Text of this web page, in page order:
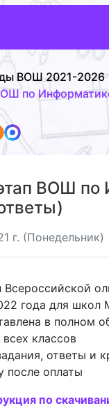
ВОШ 2021-2026
по
ВОШ по
г. (Понедельник)
Всероссийской
года для школ
в полном
классов
ответы и
после оплаты
по